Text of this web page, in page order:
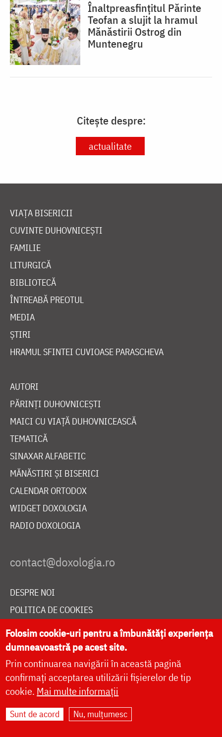
Înaltpreasfințitul Părinte
Teofan a slujit la hramul
Mănăstirii Ostrog din
Muntenegru
Citește despre:
actualitate
VIAȚA BISERICII
CUVINTE DUHOVNICEȘTI
FAMILIE
LITURGICĂ
BIBLIOTECĂ
ÎNTREABĂ PREOTUL
MEDIA
ȘTIRI
HRAMUL SFINTEI CUVIOASE PARASCHEVA
AUTORI
PĂRINȚI DUHOVNICEȘTI
MAICI CU VIAȚĂ DUHOVNICEASCĂ
TEMATICĂ
SINAXAR ALFABETIC
MĂNĂSTIRI ȘI BISERICI
CALENDAR ORTODOX
WIDGET DOXOLOGIA
RADIO DOXOLOGIA
DESPRE NOI
POLITICA DE COOKIES
DONEAZĂ ONLINE PENTRU CATEDRALA NAȚIONALĂ
LIVE
Site dezvoltat deDOXOLOGIA MEDIA
Arhiepiscopia Iașilor | ©
Folosim cookie-uri pentru a îmbunătăți experiența
dumneavoastră pe acest site.
Prin continuarea navigării în această pagină
confirmați acceptarea utilizării fișierelor de tip
cookie. Mai multe informații
Sunt de acord Nu, mulțumesc